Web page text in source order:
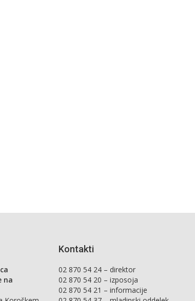
na
Kontakti
02 870 54 24 – direktor
02 870 54 20 – izposoja
02 870 54 21 – informacije